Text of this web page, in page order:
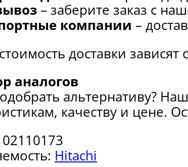
– заберите заказ с
компании –
доставки
аналогов
альтернативу?
качеству и цене.
02110173
Hitachi